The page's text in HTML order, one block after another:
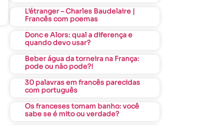
L’étranger – Charles Baudelaire |
Francês com poemas
Donc e Alors: qual a diferença e
quando devo usar?
Beber água da torneira na França:
pode ou não pode?!
30 palavras em francês parecidas
com português
Os franceses tomam banho: você
sabe se é mito ou verdade?